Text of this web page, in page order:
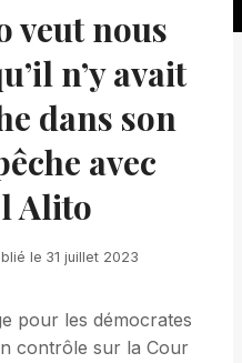
veut nous
n’y avait
dans son
avec
Alito
le 31 juillet 2023
pour les démocrates
contrôle sur la Cour